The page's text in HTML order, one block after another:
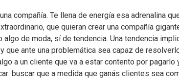
compañía. Te llena de energía esa adrenalina
que quieran crear una compañía
de moda, sí de tendencia. Una tendencia
que ante una problemática sea capaz de
a un cliente que va a estar contento por pagarlo
buscar que a medida que ganás clientes sea